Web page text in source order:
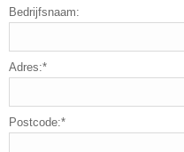
Bedrijfsnaam:
Adres:*
Postcode:*